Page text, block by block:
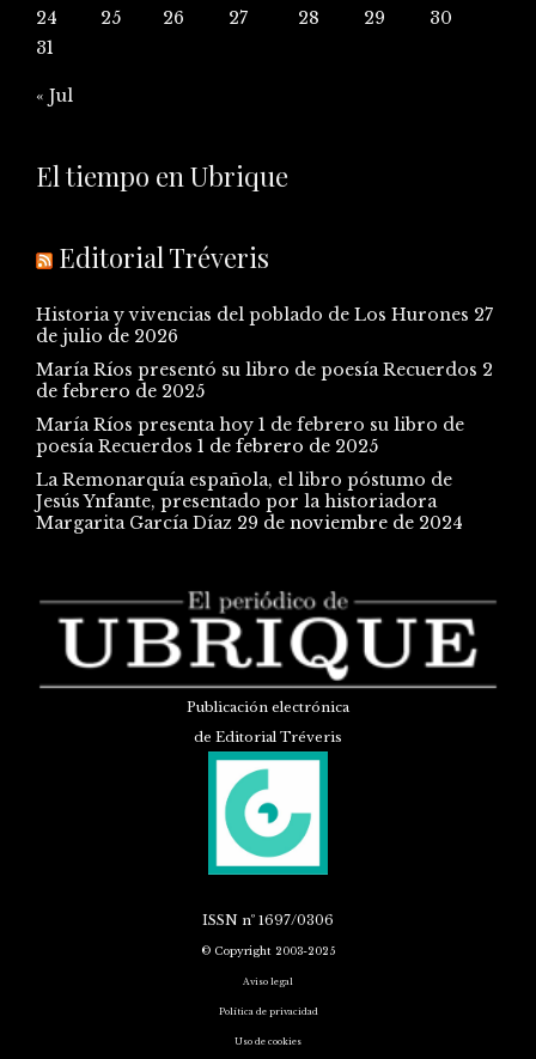
24
25 26 27 28 29
30
31
« Jul
El tiempo en Ubrique
Editorial Tréveris
Historia y vivencias del poblado de Los Hurones 27
de julio de 2026
María Ríos presentó su libro de poesía Recuerdos 2
de febrero de 2025
María Ríos presenta hoy 1 de febrero su libro de
poesía Recuerdos 1 de febrero de 2025
La Remonarquía española, el libro póstumo de
Jesús Ynfante, presentado por la historiadora
Margarita García Díaz 29 de noviembre de 2024
Publicación electrónica
de Editorial Tréveris
ISSN nº 1697/0306
© Copyright 2003-2025
Aviso legal
Política de privacidad
Uso de cookies